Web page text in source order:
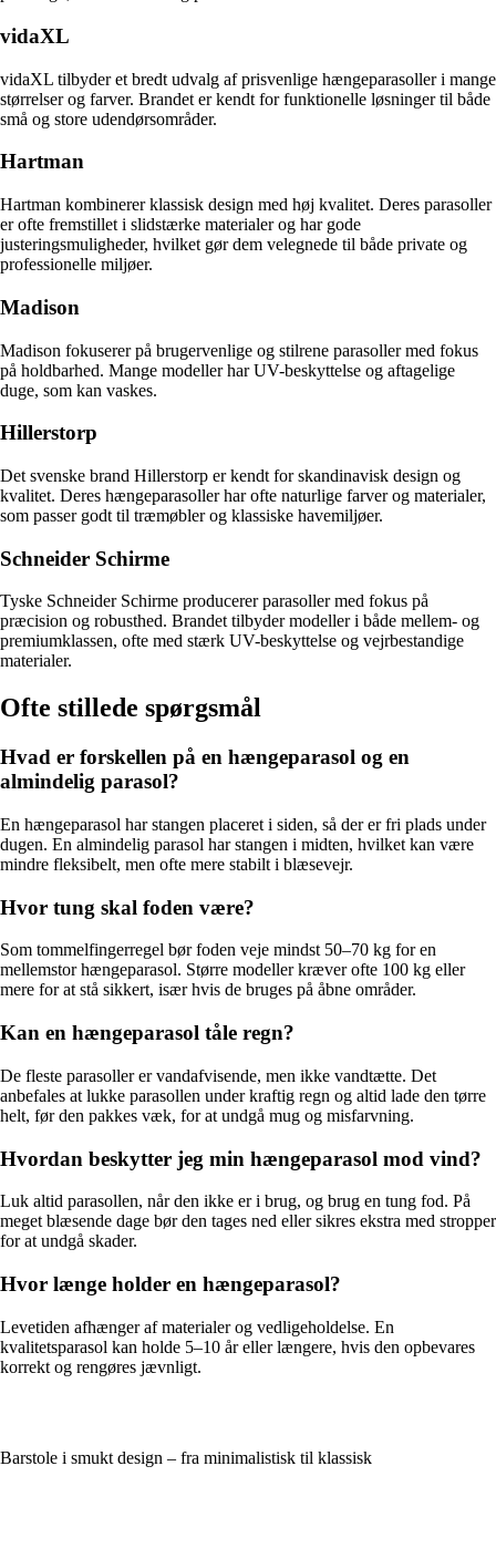
vidaXL
vidaXL tilbyder et bredt udvalg af prisvenlige hængeparasoller i mange
størrelser og farver. Brandet er kendt for funktionelle løsninger til både
små og store udendørsområder.
Hartman
Hartman kombinerer klassisk design med høj kvalitet. Deres parasoller
er ofte fremstillet i slidstærke materialer og har gode
justeringsmuligheder, hvilket gør dem velegnede til både private og
professionelle miljøer.
Madison
Madison fokuserer på brugervenlige og stilrene parasoller med fokus
på holdbarhed. Mange modeller har UV-beskyttelse og aftagelige
duge, som kan vaskes.
Hillerstorp
Det svenske brand Hillerstorp er kendt for skandinavisk design og
kvalitet. Deres hængeparasoller har ofte naturlige farver og materialer,
som passer godt til træmøbler og klassiske havemiljøer.
Schneider Schirme
Tyske Schneider Schirme producerer parasoller med fokus på
præcision og robusthed. Brandet tilbyder modeller i både mellem- og
premiumklassen, ofte med stærk UV-beskyttelse og vejrbestandige
materialer.
Ofte stillede spørgsmål
Hvad er forskellen på en hængeparasol og en
almindelig parasol?
En hængeparasol har stangen placeret i siden, så der er fri plads under
dugen. En almindelig parasol har stangen i midten, hvilket kan være
mindre fleksibelt, men ofte mere stabilt i blæsevejr.
Hvor tung skal foden være?
Som tommelfingerregel bør foden veje mindst 50–70 kg for en
mellemstor hængeparasol. Større modeller kræver ofte 100 kg eller
mere for at stå sikkert, især hvis de bruges på åbne områder.
Kan en hængeparasol tåle regn?
De fleste parasoller er vandafvisende, men ikke vandtætte. Det
anbefales at lukke parasollen under kraftig regn og altid lade den tørre
helt, før den pakkes væk, for at undgå mug og misfarvning.
Hvordan beskytter jeg min hængeparasol mod vind?
Luk altid parasollen, når den ikke er i brug, og brug en tung fod. På
meget blæsende dage bør den tages ned eller sikres ekstra med stropper
for at undgå skader.
Hvor længe holder en hængeparasol?
Levetiden afhænger af materialer og vedligeholdelse. En
kvalitetsparasol kan holde 5–10 år eller længere, hvis den opbevares
korrekt og rengøres jævnligt.
Barstole i smukt design – fra minimalistisk til klassisk